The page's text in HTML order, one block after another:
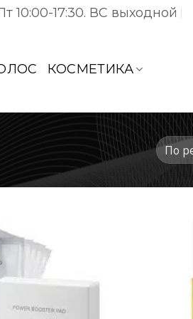
10:00-17:30. ВC выходной
КОСМЕТИКА